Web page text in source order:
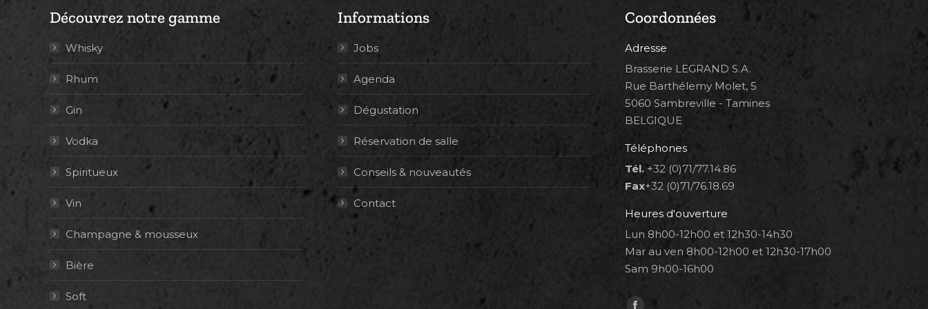
Découvrez notre gamme
Whisky
Rhum
Gin
Vodka
Spiritueux
Vin
Champagne & mousseux
Bière
Soft
Informations
Jobs
Agenda
Dégustation
Réservation de salle
Conseils & nouveautés
Contact
Coordonnées
Adresse
Brasserie LEGRAND S.A.
Rue Barthélemy Molet, 5
5060 Sambreville - Tamines
BELGIQUE
Téléphones
Tél. +32 (0)71/77.14.86
Fax+32 (0)71/76.18.69
Heures d'ouverture
Lun 8h00-12h00 et 12h30-14h30
Mar au ven 8h00-12h00 et 12h30-17h00
Sam 9h00-16h00
Trouvez nous sur :